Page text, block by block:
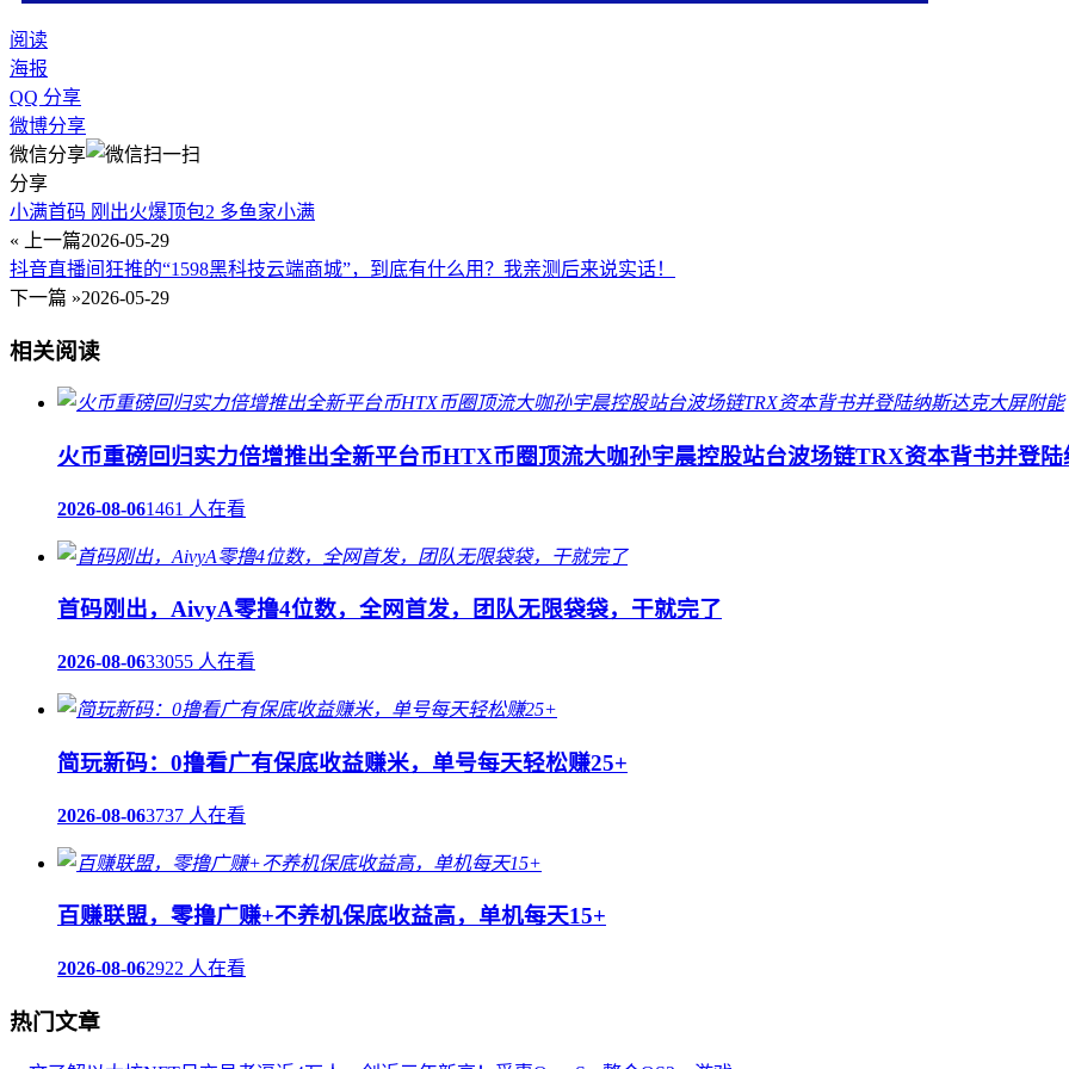
阅读
海报
QQ 分享
微博分享
微信分享
分享
小满首码 刚出火爆顶包2 多鱼家小满
« 上一篇2026-05-29
抖音直播间狂推的“1598黑科技云端商城”，到底有什么用？我亲测后来说实话！
下一篇 »2026-05-29
相关阅读
火币重磅回归实力倍增推出全新平台币HTX币圈顶流大咖孙宇晨控股站台波场链TRX资本背书并登
2026-08-061461 人在看
首码刚出，AivyA零撸4位数，全网首发，团队无限袋袋，干就完了
2026-08-0633055 人在看
简玩新码：0撸看广有保底收益赚米，单号每天轻松赚25+
2026-08-063737 人在看
百赚联盟，零撸广赚+不养机保底收益高，单机每天15+
2026-08-062922 人在看
热门文章